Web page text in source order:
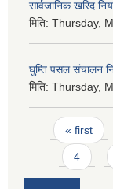
सार्वजानिक खरिद
मिति: Thursday,
घुम्ति पसल संचालन
मिति: Thursday,
Pages
« first
4